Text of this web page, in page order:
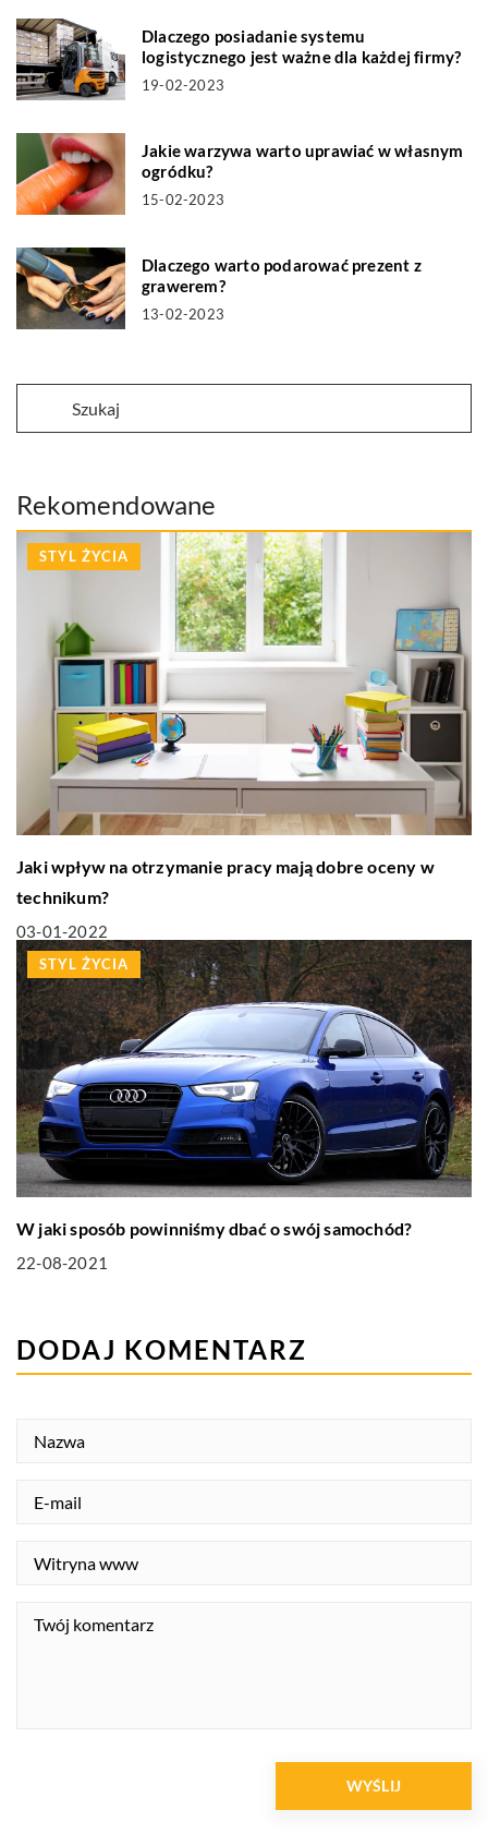
Dlaczego posiadanie systemu
logistycznego jest ważne dla każdej firmy?
19-02-2023
Jakie warzywa warto uprawiać w własnym
ogródku?
15-02-2023
Dlaczego warto podarować prezent z
grawerem?
13-02-2023
Rekomendowane
STYL ŻYCIA
Jaki wpływ na otrzymanie pracy mają dobre oceny w
technikum?
03-01-2022
STYL ŻYCIA
W jaki sposób powinniśmy dbać o swój samochód?
22-08-2021
DODAJ KOMENTARZ